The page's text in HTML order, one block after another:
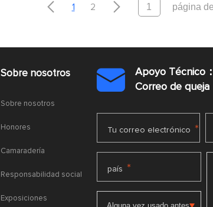
 1 2 
Sobre nosotros
Sobre nosotros
Honores
Camaradería
Responsabilidad social
Exposiciones

Apoyo Técnico
Correo de
Tu correo electrónico *
país *